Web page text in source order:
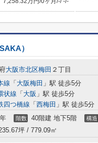
）
大阪市北区梅田 ２丁目
線 「 大阪梅田 」駅 徒歩5分
状線 「 大阪 」駅 徒歩5分
四つ橋線 「 西梅田 」駅 徒歩5分
階数 40階建 地下5階 構造
坪 / 779.09㎡